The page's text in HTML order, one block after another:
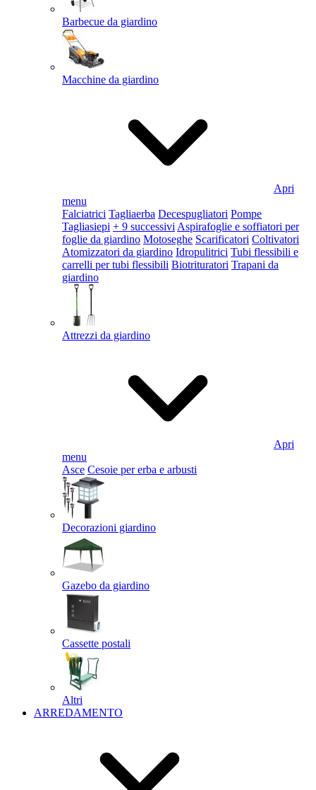
Barbecue da giardino
Macchine da giardino
Apri
menu
Falciatrici Tagliaerba Decespugliatori Pompe
Tagliasiepi + 9 successivi Aspirafoglie e soffiatori per
foglie da giardino Motoseghe Scarificatori Coltivatori
Atomizzatori da giardino Idropulitrici Tubi flessibili e
carrelli per tubi flessibili Biotrituratori Trapani da
giardino
Attrezzi da giardino
Apri
menu
Asce Cesoie per erba e arbusti
Decorazioni giardino
Gazebo da giardino
Cassette postali
Altri
ARREDAMENTO